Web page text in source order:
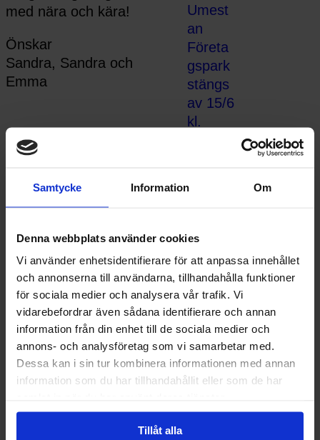
Samtycke Information Om
Denna webbplats använder cookies
Vi använder enhetsidentifierare för att anpassa innehållet
och annonserna till användarna, tillhandahålla funktioner
för sociala medier och analysera vår trafik. Vi
vidarebefordrar även sådana identifierare och annan
information från din enhet till de sociala medier och
annons- och analysföretag som vi samarbetar med.
Dessa kan i sin tur kombinera informationen med annan
information som du har tillhandahållit eller som de har
Tillåt alla
med nära och kära!
Önskar
Sandra, Sandra och
Emma
Umest
an
Företa
gspark
stängs
av 15/6
kl.
Föränd
ringar
Recepti
onen
1 juni
2026